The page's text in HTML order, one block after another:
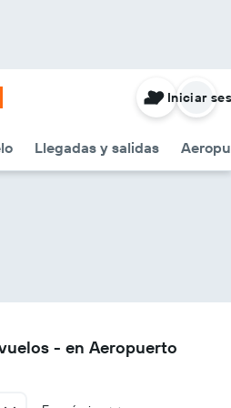
Llegadas y salidas
Iniciar
- en Aeropuerto